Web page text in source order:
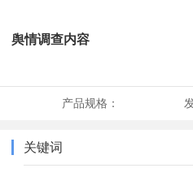
舆情调查内容
产品规格：
关键词